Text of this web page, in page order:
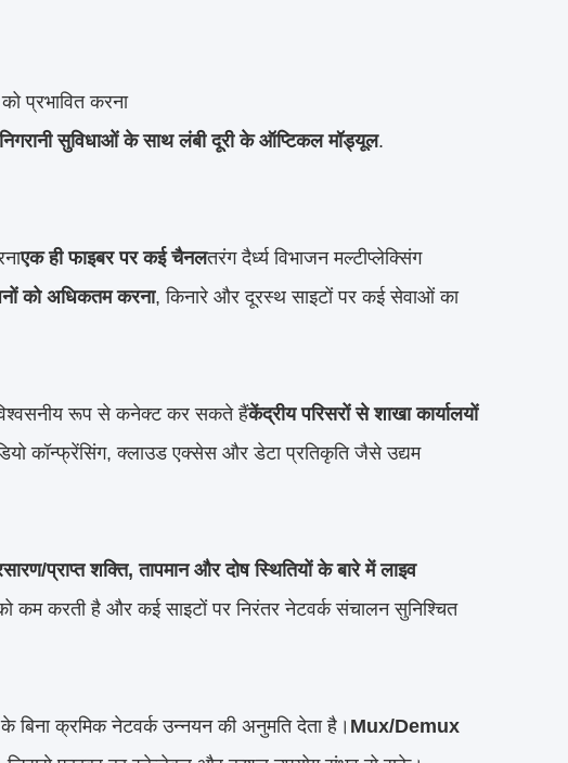
प्रभावित करना
सुविधाओं के साथ लंबी दूरी के ऑप्टिकल मॉड्यूल.
एक ही फाइबर पर कई चैनलतरंग दैर्ध्य विभाजन मल्टीप्लेक्सिंग
को अधिकतम करना, किनारे और दूरस्थ साइटों पर कई सेवाओं का
रूप से कनेक्ट कर सकते हैंकेंद्रीय परिसरों से शाखा कार्यालयों
कॉन्फ्रेंसिंग, क्लाउड एक्सेस और डेटा प्रतिकृति जैसे उद्यम
प्राप्त शक्ति, तापमान और दोष स्थितियों के बारे में लाइव
कम करती है और कई साइटों पर निरंतर नेटवर्क संचालन सुनिश्चित
बिना क्रमिक नेटवर्क उन्नयन की अनुमति देता है। Mux/Demux